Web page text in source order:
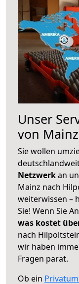
Unser
von
Sie wollen
Netzwerkan
Mainz nach
weiterwissen –
Sie! Wenn Sie
was kostet
nach
wir haben
Fragen parat.
Ob ein